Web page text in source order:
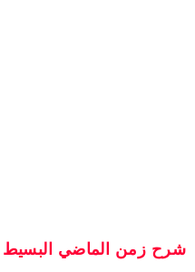
شرح زمن الماضي البسيط simple past tense